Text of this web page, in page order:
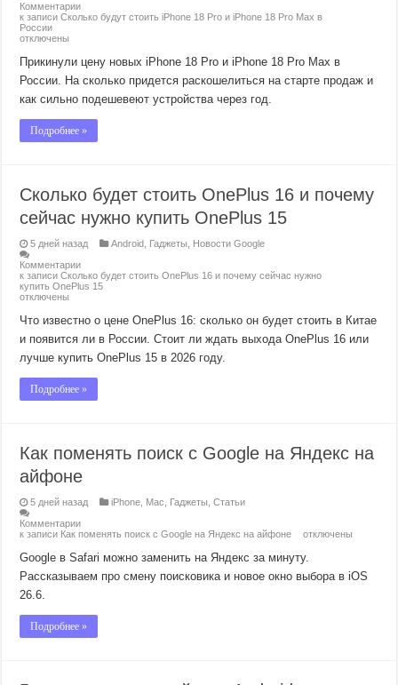
Комментарии
к записи Сколько будут стоить iPhone 18 Pro и iPhone 18 Pro Max в
России
отключены
Прикинули цену новых iPhone 18 Pro и iPhone 18 Pro Max в
России. На сколько придется раскошелиться на старте продаж и
как сильно подешевеют устройства через год.
Подробнее »
Сколько будет стоить OnePlus 16 и почему
сейчас нужно купить OnePlus 15
5 дней назад Android Гаджеты
Новости Google
Комментарии
к записи Сколько будет стоить OnePlus 16 и почему сейчас нужно
купить OnePlus 15
отключены
Что известно о цене OnePlus 16: сколько он будет стоить в Китае
и появится ли в России. Стоит ли ждать выхода OnePlus 16 или
лучше купить OnePlus 15 в 2026 году.
Подробнее »
Как поменять поиск с Google на Яндекс на
айфоне
5 дней назад iPhone Mac Гаджеты ,Статьи
Комментарии
к записи Как поменять поиск с Google на Яндекс на айфоне
отключены
Google в Safari можно заменить на Яндекс за минуту.
Рассказываем про смену поисковика и новое окно выбора в iOS
26.6.
Подробнее »